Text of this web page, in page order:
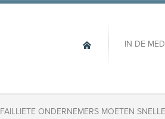
IN DE
FAILLIETE ONDERNEMERS MOETEN